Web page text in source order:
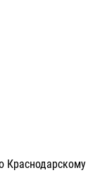
Краснодарскому